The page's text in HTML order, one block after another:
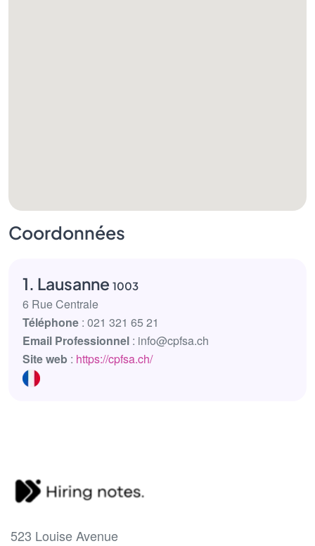
Coordonnées
1. Lausanne 1003
6 Rue Centrale
Téléphone : 021 321 65 21
Email Professionnel : info@cpfsa.ch
Site web : https://cpfsa.ch/
523 Louise Avenue